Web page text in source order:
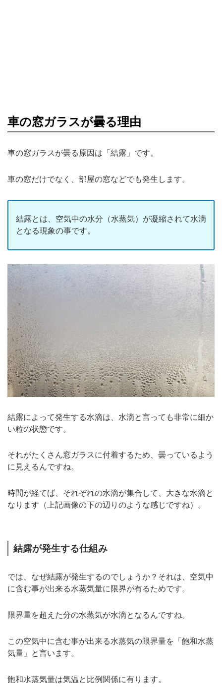
車の窓ガラスが曇る理由
車の窓ガラスが曇る原因は「結露」です。
車の窓だけでなく、部屋の窓などでも発生します。
結露とは、空気中の水分（水蒸気）が凝縮されて水滴
となる現象の事です。
結露によって発生する水滴は、水滴と言っても非常に細か
い粒の状態です。
それがたくさん窓ガラスに付着するため、曇っているよう
に見えるんですね。
時間が経てば、それぞれの水滴が集合して、大きな水滴と
なります（上記画像の下の辺りのような感じですね）。
結露が発生する仕組み
では、なぜ結露が発生するのでしょうか？それは、空気中
に含む事が出来る水蒸気量に限界が有るためです。
限界量を超えた分の水蒸気が水滴となるんですね。
この空気中に含む事が出来る水蒸気の限界量を「飽和水蒸
気量」と言います。
飽和水蒸気量は気温と比例関係に有ります。